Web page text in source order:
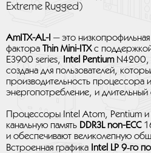
Extreme Rugged)
AmITX-AL-I — это
фактора
Thin Mini-ITXс
E3900 series,
Intel PentiumN4200,
создана для пользователей,
производительность процессора
энергопотребление, и
Процессоры Intel Atom, Pentium
канальную память DDR3L non-ECC
и обеспечивают великолепную
Встроенная графика Intel LP 9‑го